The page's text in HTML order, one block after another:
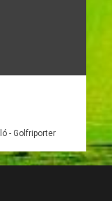
- Golfriporter